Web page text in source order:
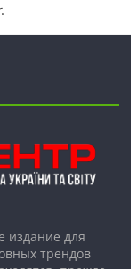
.
издание для
трендов